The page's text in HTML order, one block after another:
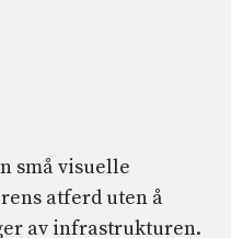
små visuelle
atferd uten å
av infrastrukturen.